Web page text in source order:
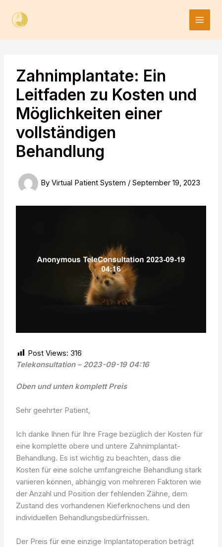
content
Zahnimplantate: Ein
Leitfaden zu Kosten und
Möglichkeiten einer
vollständigen
Behandlung
ByVirtual Patient System /September 19, 2023
Post Views: 316
Telekonsultation – 2023-09-19 04:16
Oben und unten komplett Preis
Sehr geehrter Patient,
Ich danke Ihnen für Ihre Frage bezüglich der Kosten für
eine komplette obere und untere Zahnimplantat-
Behandlung. Es ist wichtig zu beachten, dass die
Kosten für eine solche umfangreiche Behandlung stark
variieren können, abhängig von mehreren Faktoren wie
der Anzahl und Position der fehlenden Zähne, dem
Zustand des vorhandenen Kieferknochens und den
individuellen Behandlungsbedürfnissen.
Der Preis für eine einzige Implantatoperation beträgt